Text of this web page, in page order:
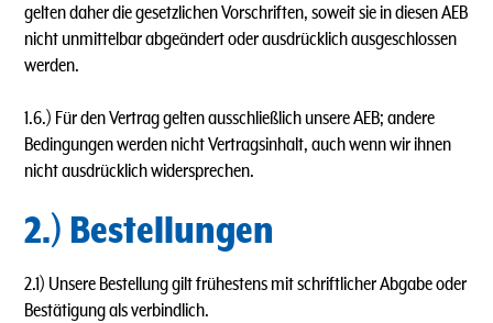
gelten daher die gesetzlichen Vorschriften, soweit sie in diesen AEB
nicht unmittelbar abgeändert oder ausdrücklich ausgeschlossen
werden.
1.6.) Für den Vertrag gelten ausschließlich unsere AEB; andere
Bedingungen werden nicht Vertragsinhalt, auch wenn wir ihnen
nicht ausdrücklich widersprechen.
2.) Bestellungen
2.1) Unsere Bestellung gilt frühestens mit schriftlicher Abgabe oder
Bestätigung als verbindlich.